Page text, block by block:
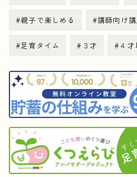
親子で楽しめる 講師向け講
足育タイム ３才 ４才